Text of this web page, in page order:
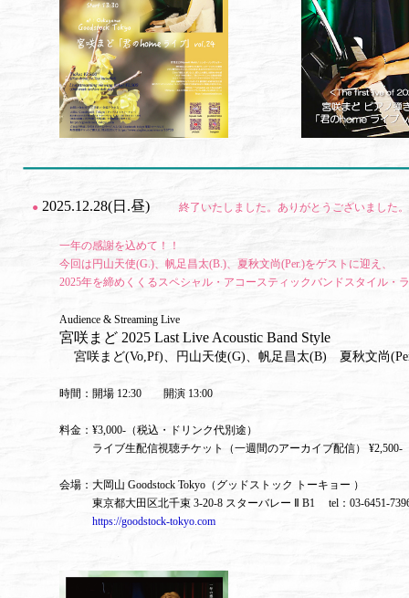
● 2025.12.28(日.昼) 終了いたしました。ありがとうございました。
一年の感謝を込めて！！
今回は円山天使(G.)、帆足昌太(B.)、夏秋文尚(Per.)をゲストに迎え、
2025年を締めくくるスペシャル・アコースティックバンドスタイル・
Audience & Streaming Live
宮咲まど 2025 Last Live Acoustic Band Style
宮咲まど(Vo,Pf)、円山天使(G)、帆足昌太(B) 夏秋文尚
時間：開場 12:30 開演 13:00
料金：¥3,000-（税込・ドリンク代別途）
ライブ生配信視聴チケット（一週間のアーカイブ配信） ¥2,500-
会場：大岡山 Goodstock Tokyo（グッドストック トーキョー ）
東京都大田区北千束 3-20-8 スターバレー Ⅱ B1 tel：03-6451-
https://goodstock-tokyo.com